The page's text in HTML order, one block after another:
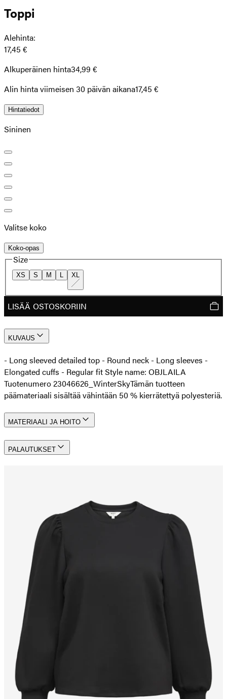
Toppi
Alehinta:
17,45 €
Alkuperäinen hinta34,99 €
Alin hinta viimeisen 30 päivän aikana17,45 €
Hintatiedot
Sininen
Valitse koko
Koko-opas
Size
XS S M L XL
LISÄÄ OSTOSKORIIN
KUVAUS
- Long sleeved detailed top - Round neck - Long sleeves -
Elongated cuffs - Regular fit Style name: OBJLAILA
Tuotenumero 23046626_WinterSkyTämän tuotteen
päämateriaali sisältää vähintään 50 % kierrätettyä polyesteriä.
MATERIAALI JA HOITO
PALAUTUKSET